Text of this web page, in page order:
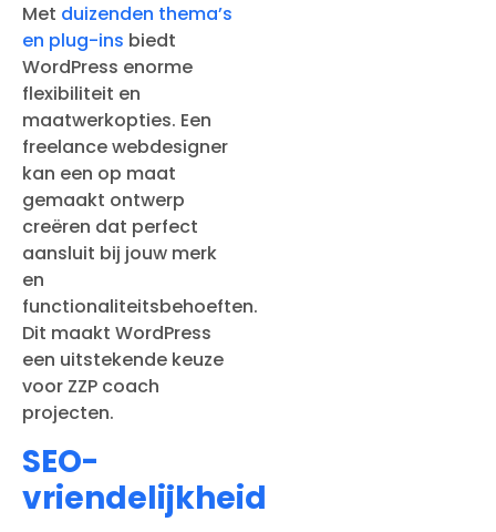
Met duizenden thema’s
en plug-ins biedt
WordPress enorme
flexibiliteit en
maatwerkopties. Een
freelance webdesigner
kan een op maat
gemaakt ontwerp
creëren dat perfect
aansluit bij jouw merk
en
functionaliteitsbehoeften.
Dit maakt WordPress
een uitstekende keuze
voor ZZP coach
projecten.
SEO-
vriendelijkheid